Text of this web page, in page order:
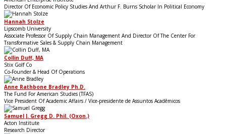
Director Of Economic Policy Studies And Arthur F. Burns Scholar In Political Economy
Hannah Stolze
Lipscomb University
Associate Professor Of Supply Chain Management And Director Of The Center For
Transformative Sales & Supply Chain Management
Collin Duff, MA
Stix Golf Co
Co-Founder & Head Of Operations
Anne Rathbone Bradley Ph.D.
The Fund For American Studies (TFAS)
Vice President Of Academic Affairs / Vice-presidente de Assuntos Acadêmicos
Samuel J. Gregg D. Phil. (Oxon.)
Acton Institute
Research Director